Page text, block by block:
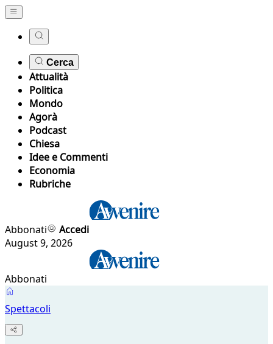
Cerca
Attualità
Politica
Mondo
Agorà
Podcast
Chiesa
Idee e Commenti
Economia
Rubriche
Abbonati
Accedi
August 9, 2026
Abbonati
Spettacoli